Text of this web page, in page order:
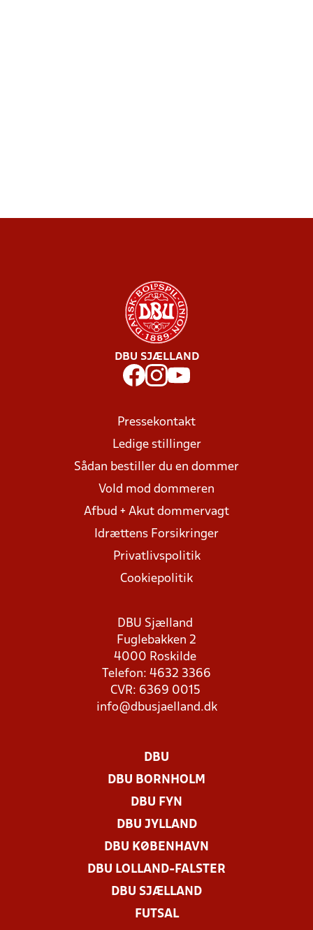
DBU SJÆLLAND
Pressekontakt
Ledige stillinger
Sådan bestiller du en dommer
Vold mod dommeren
Afbud + Akut dommervagt
Idrættens Forsikringer
Privatlivspolitik
Cookiepolitik
DBU Sjælland
Fuglebakken 2
4000 Roskilde
Telefon: 4632 3366
CVR: 6369 0015
info@dbusjaelland.dk
DBU
DBU BORNHOLM
DBU FYN
DBU JYLLAND
DBU KØBENHAVN
DBU LOLLAND-FALSTER
DBU SJÆLLAND
FUTSAL